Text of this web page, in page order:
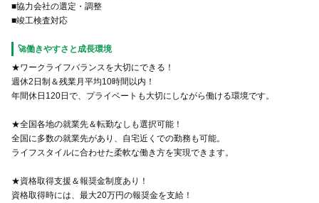
■協力会社の選定・調整
■竣工検査対応
🚀働きやすさと成長環境
★ワークライフバランスを大切にできる！
週休2日制＆残業月平均10時間以内！
年間休日120日で、プライベートも大切にしながら働ける環境です。
★全国各地の就業先＆転勤なしも選択可能！
全国に多数の就業先があり、自宅近くでの勤務も可能。
ライフスタイルに合わせた柔軟な働き方を実現できます。
★資格取得支援＆報奨金制度あり！
資格取得時には、最大20万円の報奨金を支給！